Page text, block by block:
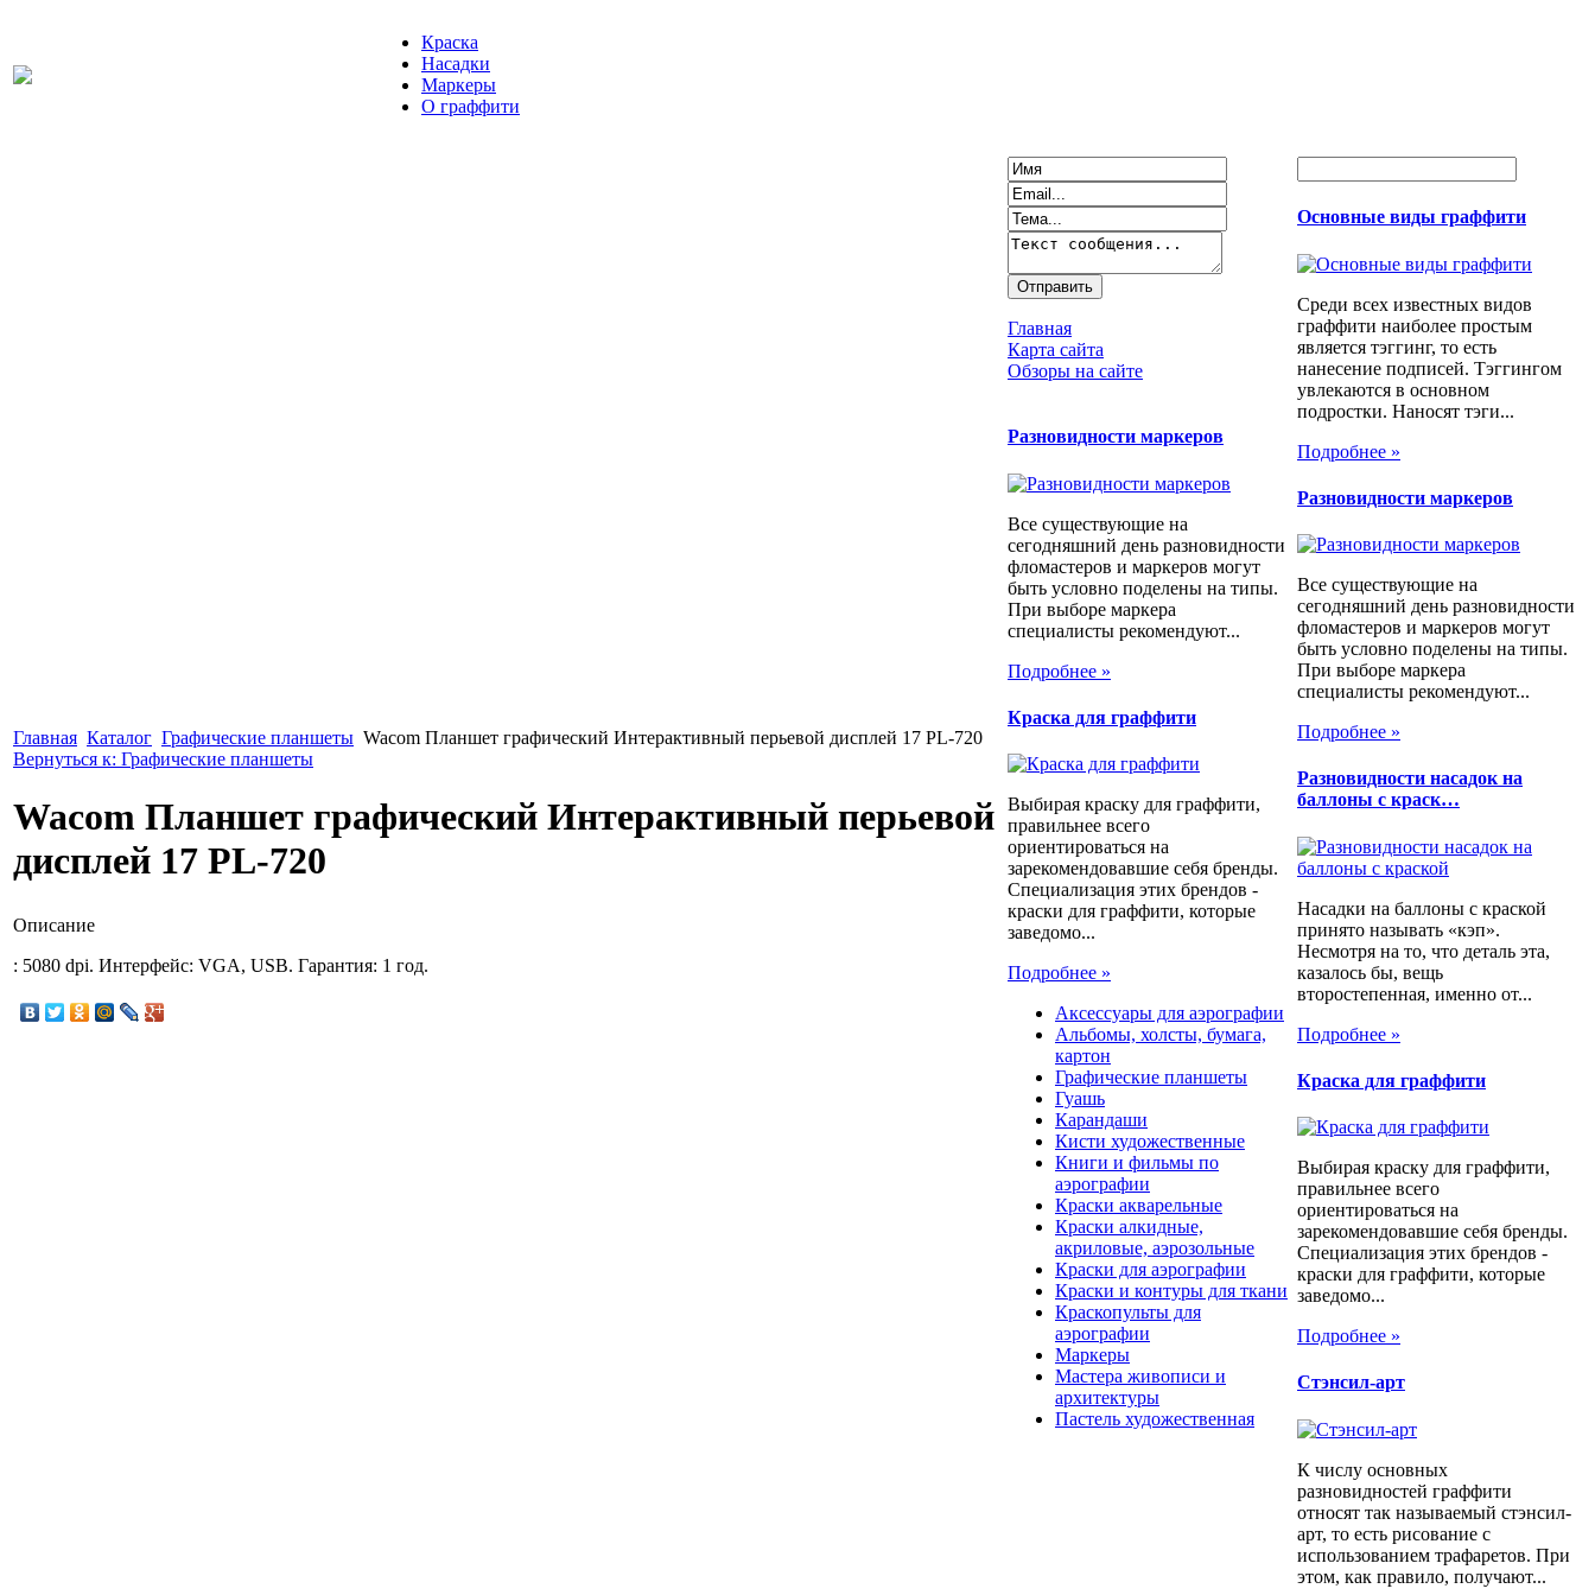
Краска
Насадки
Маркеры
О граффити
Главная Каталог Графические планшеты Wacom Планшет графический Интерактивный перьевой дисплей 17 PL-720
Вернуться к: Графические планшеты
Wacom Планшет графический Интерактивный перьевой
дисплей 17 PL-720
Описание
: 5080 dpi. Интерфейс: VGA, USB. Гарантия: 1 год.
Главная
Карта сайта
Обзоры на сайте
Разновидности маркеров
Все существующие на
сегодняшний день разновидности
фломастеров и маркеров могут
быть условно поделены на типы.
При выборе маркера
специалисты рекомендуют...
Подробнее »
Краска для граффити
Выбирая краску для граффити,
правильнее всего
ориентироваться на
зарекомендовавшие себя бренды.
Специализация этих брендов -
краски для граффити, которые
заведомо...
Подробнее »
Аксессуары для аэрографии
Альбомы, холсты, бумага,
картон
Графические планшеты
Гуашь
Карандаши
Кисти художественные
Книги и фильмы по
аэрографии
Краски акварельные
Краски алкидные,
акриловые, аэрозольные
Краски для аэрографии
Краски и контуры для ткани
Краскопульты для
аэрографии
Маркеры
Мастера живописи и
архитектуры
Пастель художественная
Основные виды граффити
Среди всех известных видов
граффити наиболее простым
является тэггинг, то есть
нанесение подписей. Тэггингом
увлекаются в основном
подростки. Наносят тэги...
Подробнее »
Разновидности маркеров
Все существующие на
сегодняшний день разновидности
фломастеров и маркеров могут
быть условно поделены на типы.
При выборе маркера
специалисты рекомендуют...
Подробнее »
Разновидности насадок на
баллоны с краск…
Насадки на баллоны с краской
принято называть «кэп».
Несмотря на то, что деталь эта,
казалось бы, вещь
второстепенная, именно от...
Подробнее »
Краска для граффити
Выбирая краску для граффити,
правильнее всего
ориентироваться на
зарекомендовавшие себя бренды.
Специализация этих брендов -
краски для граффити, которые
заведомо...
Подробнее »
Стэнсил-арт
К числу основных
разновидностей граффити
относят так называемый стэнсил-
арт, то есть рисование с
использованием трафаретов. При
этом, как правило, получают...